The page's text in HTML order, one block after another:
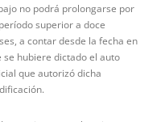
no podrá prolongarse por
superior a doce
a contar desde la fecha en
se hubiere dictado el auto
que autorizó dicha